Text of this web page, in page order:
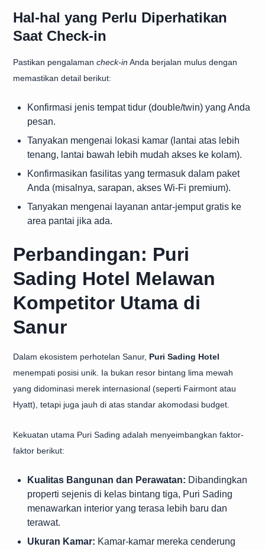
Hal-hal yang Perlu Diperhatikan
Saat Check-in
Pastikan pengalaman check-in Anda berjalan mulus dengan
memastikan detail berikut:
Konfirmasi jenis tempat tidur (double/twin) yang Anda
pesan.
Tanyakan mengenai lokasi kamar (lantai atas lebih
tenang, lantai bawah lebih mudah akses ke kolam).
Konfirmasikan fasilitas yang termasuk dalam paket
Anda (misalnya, sarapan, akses Wi-Fi premium).
Tanyakan mengenai layanan antar-jemput gratis ke
area pantai jika ada.
Perbandingan: Puri
Sading Hotel Melawan
Kompetitor Utama di
Sanur
Dalam ekosistem perhotelan Sanur, Puri Sading Hotel
menempati posisi unik. Ia bukan resor bintang lima mewah
yang didominasi merek internasional (seperti Fairmont atau
Hyatt), tetapi juga jauh di atas standar akomodasi budget.
Kekuatan utama Puri Sading adalah menyeimbangkan faktor-
faktor berikut:
Kualitas Bangunan dan Perawatan: Dibandingkan
properti sejenis di kelas bintang tiga, Puri Sading
menawarkan interior yang terasa lebih baru dan
terawat.
Ukuran Kamar: Kamar-kamar mereka cenderung